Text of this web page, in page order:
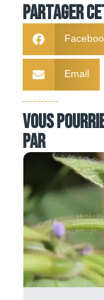
Partager
Email
Vous
par